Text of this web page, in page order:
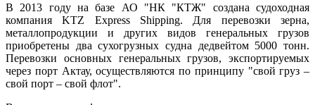
В 2013 году на базе АО "НК "КТЖ" создана судоходная
компания KTZ Express Shipping. Для перевозки зерна,
металлопродукции и других видов генеральных грузов
приобретены два сухогрузных судна дедвейтом 5000 тонн.
Перевозки основных генеральных грузов, экспортируемых
через порт Актау, осуществляются по принципу "свой груз –
свой порт – свой флот".